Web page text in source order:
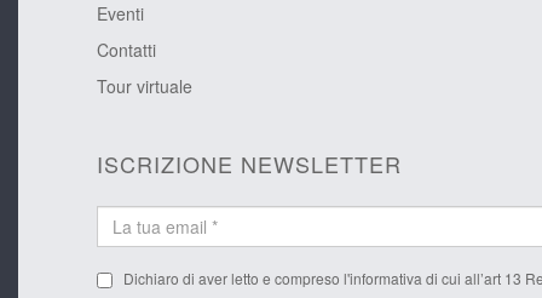
Eventi
Contatti
Tour virtuale
ISCRIZIONE NEWSLETTER
Dichiaro di aver letto e compreso l'informativa di cui all’art 13